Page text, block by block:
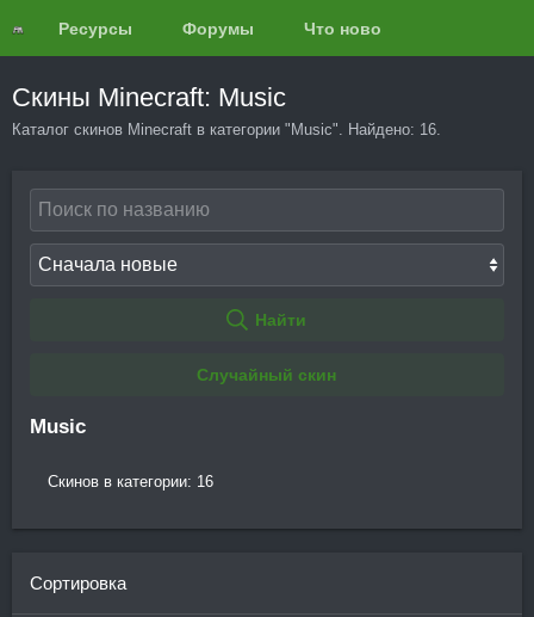
Ресурсы Форумы Что нового?
Скины Minecraft: Music
Каталог скинов Minecraft в категории "Music". Найдено: 16.
Найти
Случайный скин
Music
Скинов в категории: 16
Сортировка